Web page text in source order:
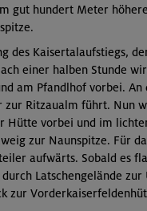
gut hundert Meter
des Kaisertalaufstiegs,
einer halben Stunde
am Pfandlhof vorbei. An
zur Ritzaualm führt. Nun
Hütte vorbei und im
zur Naunspitze. Für
aufwärts. Sobald es
Latschengelände zur
zur